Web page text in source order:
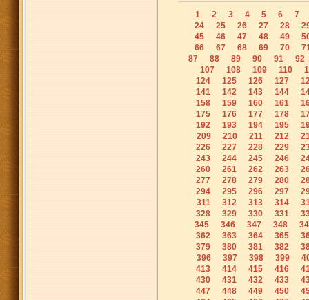
1 2 3 4 5 6
7
24
25 26 27 28
45
46 47 48 49
66
67 68 69 70
87
88 89 90 91
92
107
108 109 110
124
125 126 127
141
142 143 144
158
159 160 161
175
176 177 178
192
193 194 195
209
210 211 212
226
227 228 229
243
244 245 246
260
261 262 263
277
278 279 280
294
295 296 297
311
312 313 314
328
329 330 331
345
346 347 348
362
363 364 365
379
380 381 382
396
397 398 399
413
414 415 416
430
431 432 433
447
448 449 450